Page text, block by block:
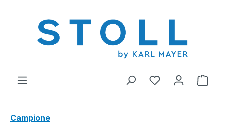
Hai 0 articoliIl
Campione